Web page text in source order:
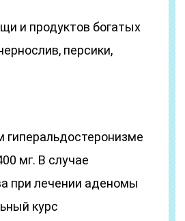
и продуктов богатых
персики,
гиперальдостеронизме
мг. В случае
при лечении аденомы
курс